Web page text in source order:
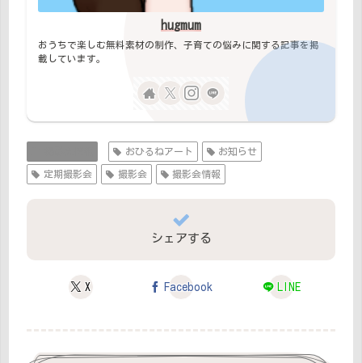
hugmum
おうちで楽しむ無料素材の制作、子育ての悩みに関する記事を掲
載しています。
おひるねアート お知らせ
定期撮影会 撮影会 撮影会情報
シェアする
X Facebook LINE